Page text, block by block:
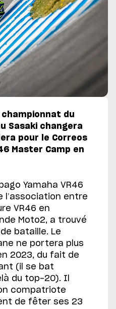
du
Sasaki changera
pour le Correos
Master Camp en
Yamaha VR46
l’association entre
VR46 en
Moto2, a trouvé
bataille. Le
ne portera plus
2023, du fait de
(il se bat
du top-20). Il
compatriote
de fêter ses 23